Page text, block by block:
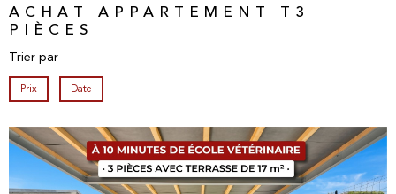
ACHAT APPARTEMENT T3
PIÈCES
Trier par
Prix Date